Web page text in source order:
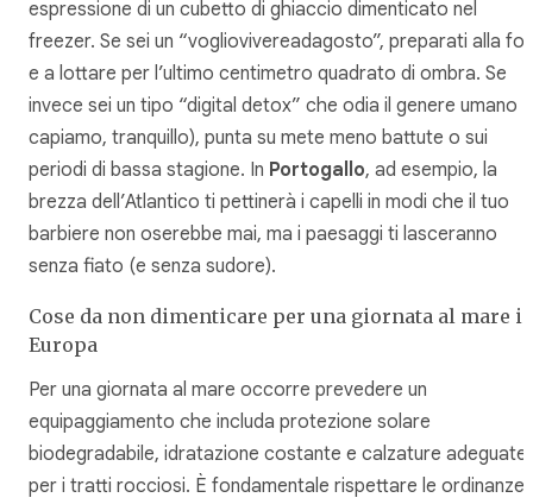
espressione di un cubetto di ghiaccio dimenticato nel
freezer. Se sei un “vogliovivereadagosto”, preparati alla
e a lottare per l’ultimo centimetro quadrato di ombra. Se
invece sei un tipo “digital detox” che odia il genere umano
capiamo, tranquillo), punta su mete meno battute o sui
periodi di bassa stagione. In Portogallo, ad esempio, la
brezza dell’Atlantico ti pettinerà i capelli in modi che il tuo
barbiere non oserebbe mai, ma i paesaggi ti lasceranno
senza fiato (e senza sudore).
Cose da non dimenticare per una giornata al mare
Europa
Per una giornata al mare occorre prevedere un
equipaggiamento che includa protezione solare
biodegradabile, idratazione costante e calzature adeguate
per i tratti rocciosi. È fondamentale rispettare le ordinanze